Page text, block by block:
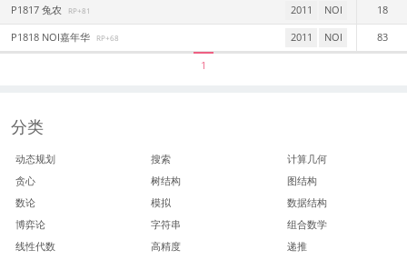
P1817 兔农 RP+81 2011 NOI 18
P1818 NOI嘉年华 RP+68 2011 NOI 83
1
分类
动态规划 搜索
计算几何
贪心
树结构
图结构
数论
模拟
数据结构
博弈论
字符串
组合数学
线性代数
高精度
递推